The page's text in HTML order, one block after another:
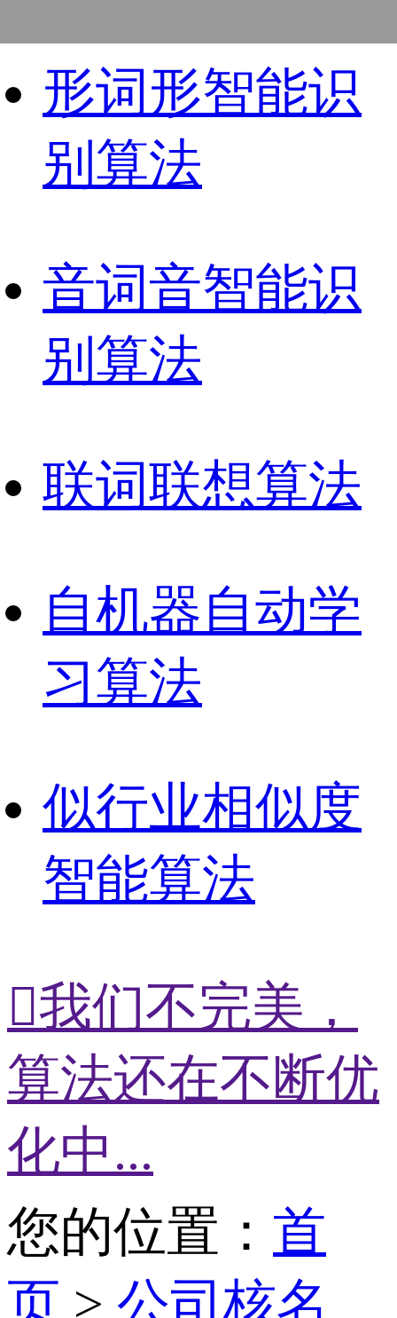
形词形智能识
别算法
音词音智能识
别算法
联词联想算法
自机器自动学
习算法
似行业相似度
智能算法
我们不完美，
算法还在不断优
化中...
您的位置： 首
页 > 公司核名